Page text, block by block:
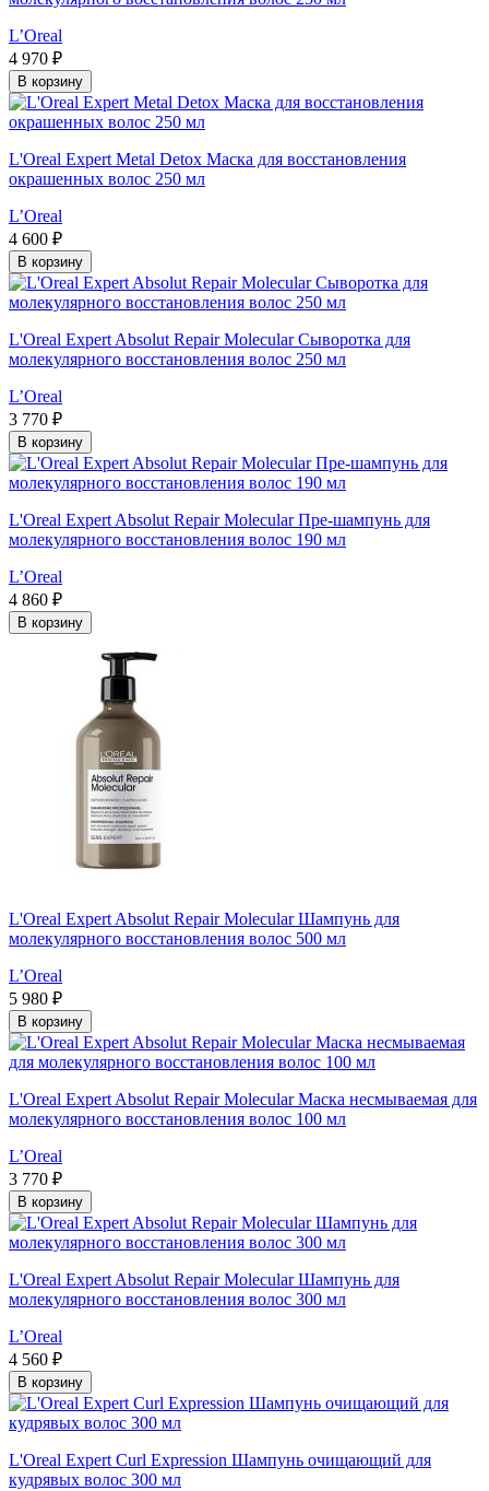
L’Oreal
4 970 ₽
В корзину
L'Oreal Expert Metal Detox Маска для восстановления
окрашенных волос 250 мл
L’Oreal
4 600 ₽
В корзину
L'Oreal Expert Absolut Repair Molecular Сыворотка для
молекулярного восстановления волос 250 мл
L’Oreal
3 770 ₽
В корзину
L'Oreal Expert Absolut Repair Molecular Пре-шампунь для
молекулярного восстановления волос 190 мл
L’Oreal
4 860 ₽
В корзину
L'Oreal Expert Absolut Repair Molecular Шампунь для
молекулярного восстановления волос 500 мл
L’Oreal
5 980 ₽
В корзину
L'Oreal Expert Absolut Repair Molecular Маска несмываемая для
молекулярного восстановления волос 100 мл
L’Oreal
3 770 ₽
В корзину
L'Oreal Expert Absolut Repair Molecular Шампунь для
молекулярного восстановления волос 300 мл
L’Oreal
4 560 ₽
В корзину
L'Oreal Expert Curl Expression Шампунь очищающий для
кудрявых волос 300 мл